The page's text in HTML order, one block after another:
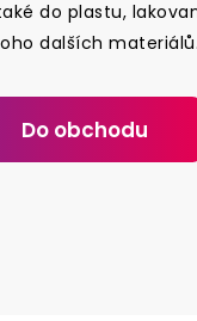
do plastu,
dalších materiálů.
Do obchodu